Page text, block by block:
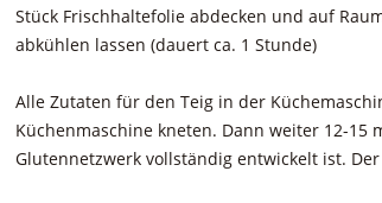
Stück Frischhaltefolie abdecken und auf
abkühlen lassen (dauert ca. 1 Stunde)
Alle Zutaten für den Teig in der
Küchenmaschine kneten. Dann weiter 12-
Glutennetzwerk vollständig entwickelt ist.